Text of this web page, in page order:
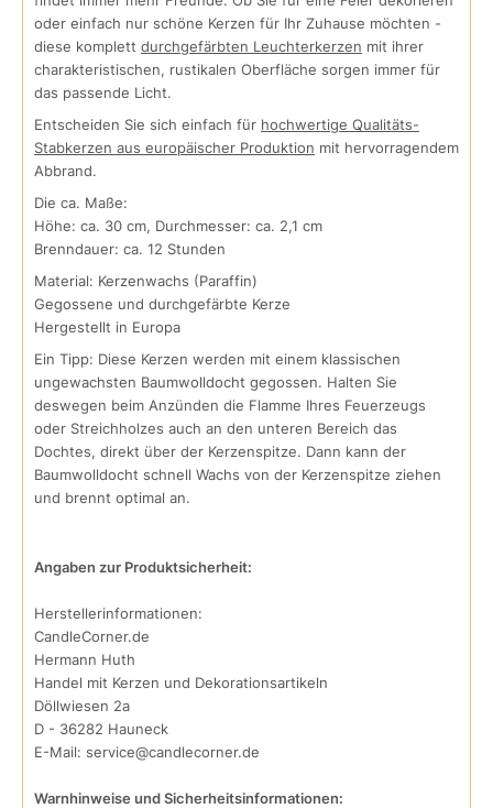
oder einfach nur schöne Kerzen für Ihr Zuhause möchten -
diese komplett durchgefärbten Leuchterkerzen mit ihrer
charakteristischen, rustikalen Oberfläche sorgen immer für
das passende Licht.
Entscheiden Sie sich einfach für hochwertige Qualitäts-
Stabkerzen aus europäischer Produktion mit hervorragendem
Abbrand.
Die ca. Maße:
Höhe: ca. 30 cm, Durchmesser: ca. 2,1 cm
Brenndauer: ca. 12 Stunden
Material: Kerzenwachs (Paraffin)
Gegossene und durchgefärbte Kerze
Hergestellt in Europa
Ein Tipp: Diese Kerzen werden mit einem klassischen
ungewachsten Baumwolldocht gegossen. Halten Sie
deswegen beim Anzünden die Flamme Ihres Feuerzeugs
oder Streichholzes auch an den unteren Bereich das
Dochtes, direkt über der Kerzenspitze. Dann kann der
Baumwolldocht schnell Wachs von der Kerzenspitze ziehen
und brennt optimal an.
Angaben zur Produktsicherheit:
Herstellerinformationen:
CandleCorner.de
Hermann Huth
Handel mit Kerzen und Dekorationsartikeln
Döllwiesen 2a
D - 36282 Hauneck
E-Mail: service@candlecorner.de
Warnhinweise und Sicherheitsinformationen: